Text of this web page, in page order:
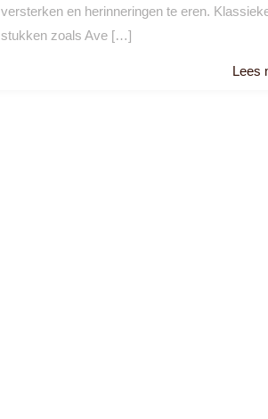
versterken en herinneringen te eren.
stukken zoals Ave […]
Lees